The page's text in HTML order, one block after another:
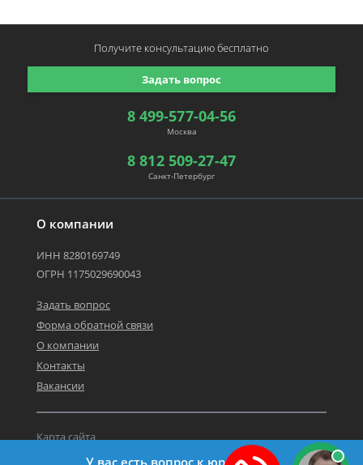
О компании
ИНН 8280169749
ОГРН 1175029690043
Задать вопрос
Форма обратной связи
О компании
Контакты
Вакансии
Карта сайта
Политика персональных данных
8 499-577-04-56
Москва
8 812 509-27-47
Санкт-Петербург
Задать вопрос
Получите консультациюбесплатно
У вас есть вопрос к юристу?